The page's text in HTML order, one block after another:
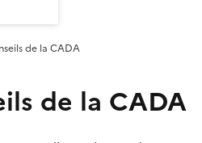
de la CADA
de la CADA